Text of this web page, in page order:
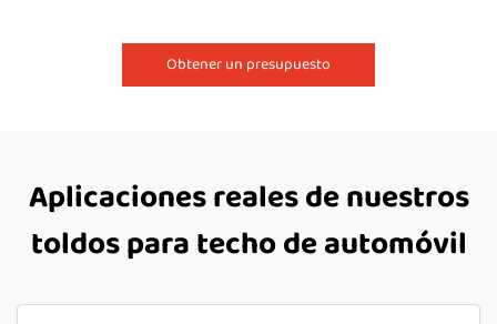
Obtener un presupuesto
Aplicaciones reales de nuestros
toldos para techo de automóvil